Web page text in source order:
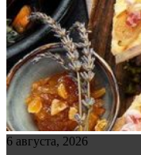
6 августа, 2026